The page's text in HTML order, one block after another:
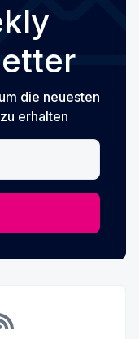
die neuesten
erhalten